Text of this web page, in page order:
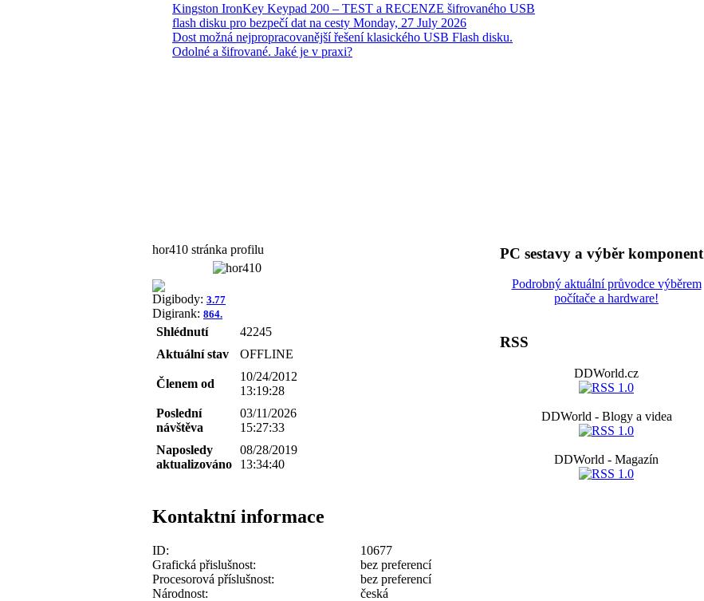
Kingston IronKey Keypad 200 – TEST a RECENZE šifrovaného USB
flash disku pro bezpečí dat na cesty Monday, 27 July 2026
Dost možná nejpropracovanější řešení klasického USB Flash disku.
Odolné a šifrované. Jaké je v praxi?
hor410 stránka profilu
Digibody: 3.77
Digirank: 864.
Shlédnutí
42245
Aktuální stav
OFFLINE
Členem od
10/24/2012
13:19:28
Poslední
návštěva
03/11/2026
15:27:33
Naposledy
aktualizováno
08/28/2019
13:34:40
Kontaktní informace
ID:
10677
Grafická přislušnost:
bez preferencí
Procesorová příslušnost:
bez preferencí
Národnost:
česká
PC sestavy a výběr komponent
Podrobný aktuální průvodce výběrem
počítače a hardware!
RSS
DDWorld.cz
DDWorld - Blogy a videa
DDWorld - Magazín